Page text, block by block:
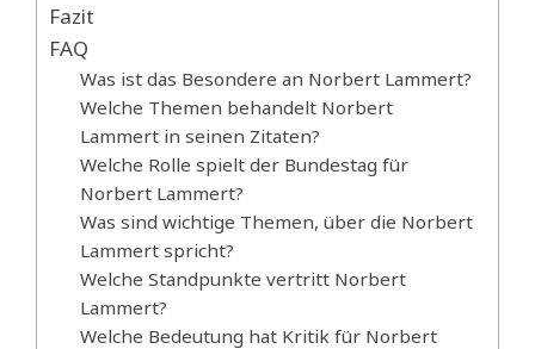
Fazit
FAQ
Was ist das Besondere an Norbert Lammert?
Welche Themen behandelt Norbert
Lammert in seinen Zitaten?
Welche Rolle spielt der Bundestag für
Norbert Lammert?
Was sind wichtige Themen, über die Norbert
Lammert spricht?
Welche Standpunkte vertritt Norbert
Lammert?
Welche Bedeutung hat Kritik für Norbert